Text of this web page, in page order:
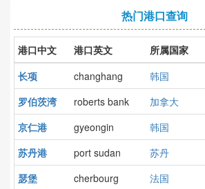
热门港口查询
港口中文 港口英文 所属国家
长项
changhang 韩国
罗伯茨湾
roberts bank 加拿大
京仁港
gyeongin 韩国
苏丹港
port sudan 苏丹
瑟堡
cherbourg 法国